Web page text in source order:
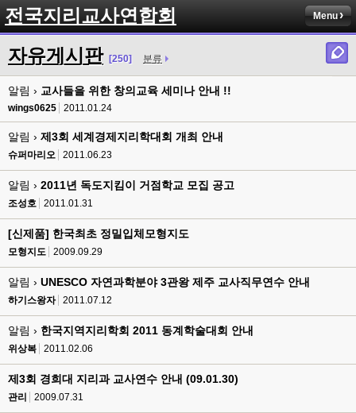
전국지리교사연합회 Menu
자유게시판 [250] 분류
알림 › 교사들을 위한 창의교육 세미나 안내 !!
wings0625 2011.01.24
알림 › 제3회 세계경제지리학대회 개최 안내
슈퍼마리오 2011.06.23
알림 › 2011년 독도지킴이 거점학교 모집 공고
조성호 2011.01.31
[신제품] 한국최초 정밀입체모형지도
모형지도 2009.09.29
알림 › UNESCO 자연과학분야 3관왕 제주 교사직무연수 안내
하기스왕자 2011.07.12
알림 › 한국지역지리학회 2011 동계학술대회 안내
위상복 2011.02.06
제3회 경희대 지리과 교사연수 안내 (09.01.30)
관리 2009.07.31